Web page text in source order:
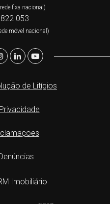
fixa nacional)
053
móvel nacional)
de Litígios
Imobiliário